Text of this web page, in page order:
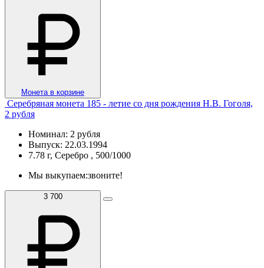
Монета в корзине
Серебряная монета 185 - летие со дня рождения Н.В. Гоголя,
2 рубля
Номинал: 2 рубля
Выпуск: 22.03.1994
7.78 г, Серебро , 500/1000
Мы выкупаем:звоните!
3 700